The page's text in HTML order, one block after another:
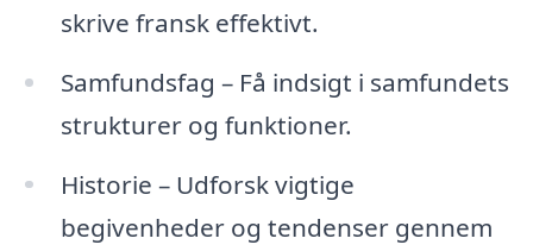
skrive fransk effektivt.
Samfundsfag – Få indsigt i samfundets
strukturer og funktioner.
Historie – Udforsk vigtige
begivenheder og tendenser gennem